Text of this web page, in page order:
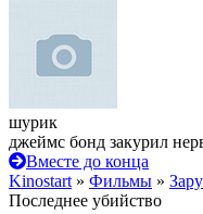
шурик
джеймс бонд закурил
Вместе до конца
Kinostart » Фильмы »
Последнее убийство